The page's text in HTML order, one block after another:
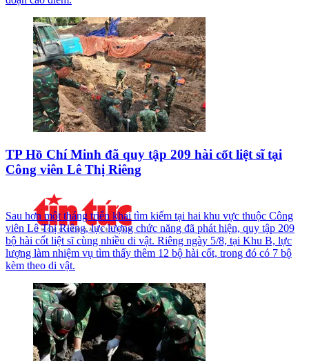
TP Hồ Chí Minh đã quy tập 209 hài cốt liệt sĩ tại
Công viên Lê Thị Riêng
Sau hơn một tháng triển khai tìm kiếm tại hai khu vực thuộc Công
viên Lê Thị Riêng, lực lượng chức năng đã phát hiện, quy tập 209
bộ hài cốt liệt sĩ cùng nhiều di vật. Riêng ngày 5/8, tại Khu B, lực
lượng làm nhiệm vụ tìm thấy thêm 12 bộ hài cốt, trong đó có 7 bộ
kèm theo di vật.